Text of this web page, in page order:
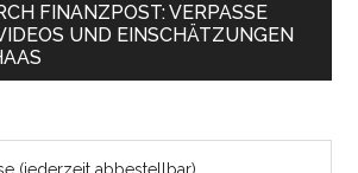
FINANZPOST: VERPASSE
UND EINSCHÄTZUNGEN